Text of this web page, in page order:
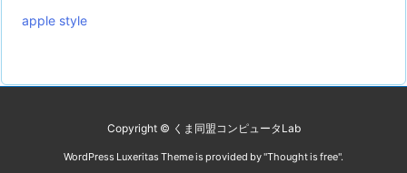
apple style
Copyright © くま同盟コンピュータLab
WordPress Luxeritas Theme is provided by "Thought is free".